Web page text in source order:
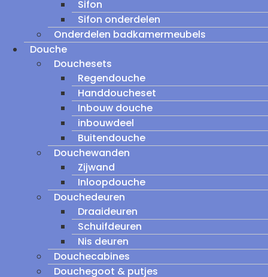
Sifon
Sifon onderdelen
Onderdelen badkamermeubels
Douche
Douchesets
Regendouche
Handdoucheset
Inbouw douche
inbouwdeel
Buitendouche
Douchewanden
Zijwand
Inloopdouche
Douchedeuren
Draaideuren
Schuifdeuren
Nis deuren
Douchecabines
Douchegoot & putjes